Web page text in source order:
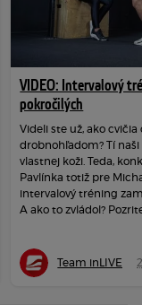
VIDEO: Intervalový
pokročilých
Videli ste už, ako
drobnohľadom? Tí naši
vlastnej koži. Teda,
Pavlínka totiž pre
intervalový tréning
A ako to zvládol?
Team inLIVE